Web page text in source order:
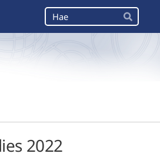
Haku
Hae
Liitto
2022